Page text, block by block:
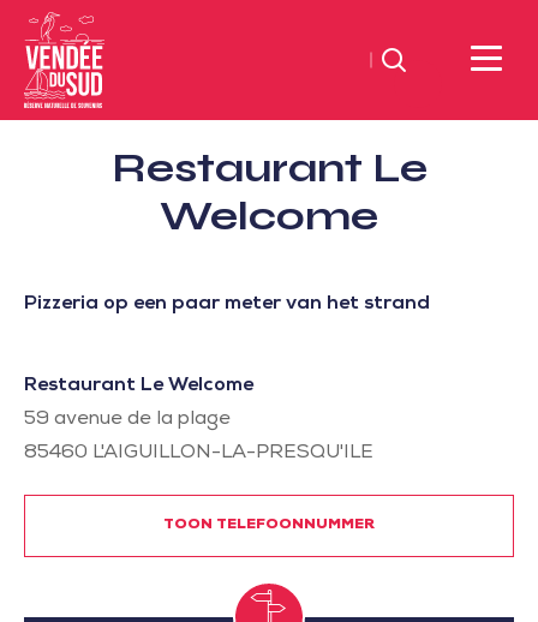
Sud
Zoeken
Restaurant Le
Welcome
Pizzeria op een paar meter van het strand
Restaurant Le Welcome
59 avenue de la plage
85460 L'AIGUILLON-LA-PRESQU'ILE
TOON TELEFOONNUMMER